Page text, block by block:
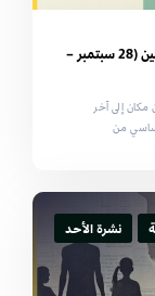
الأحداث والتطورات الخاصة بالأشخاص المتنقلين (28 سبتمبر –
إلى آخر
من
نشرة الأحد